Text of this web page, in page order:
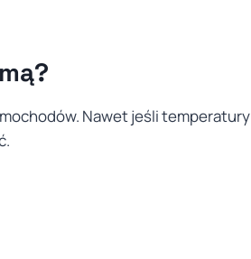
Nawet jeśli temperatury